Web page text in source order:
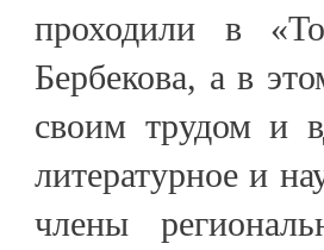
проходили в
Бербекова, а в
своим трудом и
литературное и
члены